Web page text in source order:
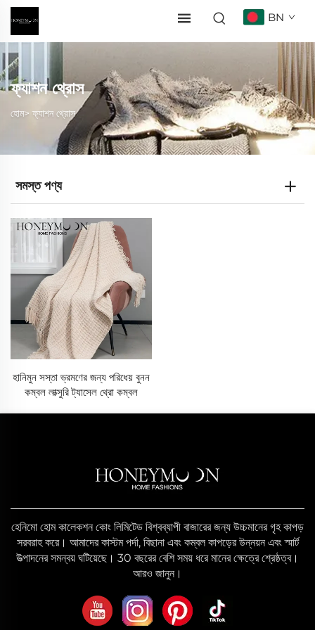
BN
ফ্যাশন থ্রোস
হোম> ফ্যাশন থ্রোস
সমস্ত পণ্য
হানিমুন সস্তা ভ্রমণের জন্য পরিধেয় বুনন
কম্বল লাক্সুরি ট্যাসেল থ্রো কম্বল
হেনিমো হোম কালেকশন কোং লিমিটেড বিশ্বব্যাপী বাজারের জন্য উচ্চমানের গৃহ কাপড়
সরবরাহ করে। আমাদের কাস্টম পর্দা, বিছানা এবং কম্বল কাপড়ের উন্নয়ন এবং স্মার্ট
উত্পাদনের সমন্বয় ঘটিয়েছে। 30 বছরের বেশি সময় ধরে মানের ক্ষেত্রে শ্রেষ্ঠত্ব।
আরও জানুন।